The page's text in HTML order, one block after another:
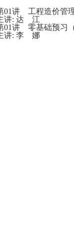
01讲 工程造价管
讲: 达 江
01讲 零基础预习（
讲: 李 娜